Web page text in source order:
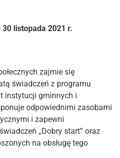
listopada 2021 r.
zajmie się
świadczeń z programu
instytucji gminnych i
odpowiednimi zasobami
i zapewni
„Dobry start” oraz
na obsługę tego